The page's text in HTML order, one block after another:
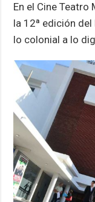
p
k
En el Cine Teatro
la 12ª edición
lo colonial a lo